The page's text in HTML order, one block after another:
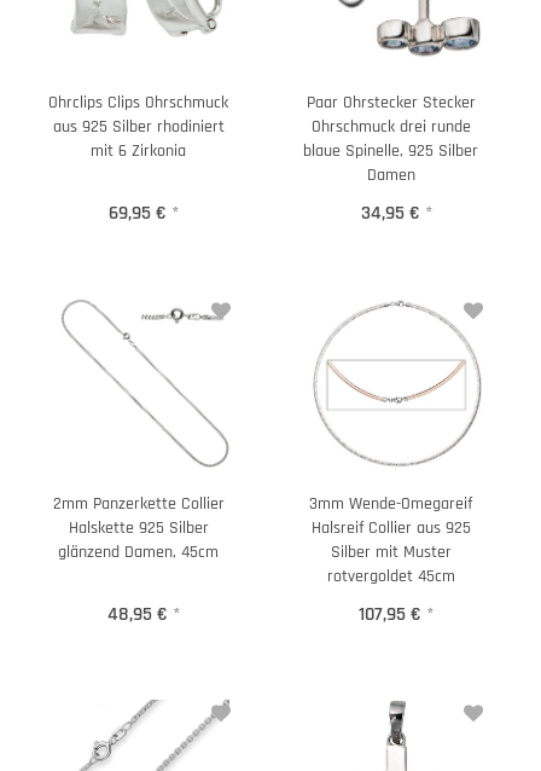
Ohrclips Clips Ohrschmuck
aus 925 Silber rhodiniert
mit 6 Zirkonia
69,95 € *
Paar Ohrstecker Stecker
Ohrschmuck drei runde
blaue Spinelle, 925 Silber
Damen
34,95 € *
2mm Panzerkette Collier
Halskette 925 Silber
glänzend Damen, 45cm
48,95 € *
3mm Wende-Omegareif
Halsreif Collier aus 925
Silber mit Muster
rotvergoldet 45cm
107,95 € *